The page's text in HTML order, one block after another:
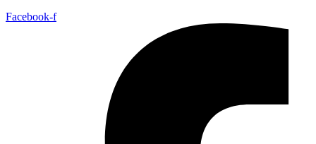
Facebook-f